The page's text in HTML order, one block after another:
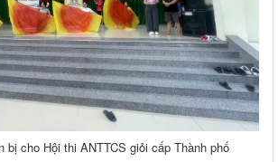
bị cho Hội thi ANTTCS giỏi cấp Thành phố